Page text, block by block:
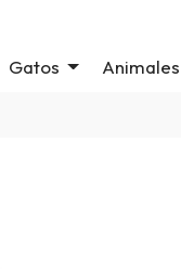
Gatos